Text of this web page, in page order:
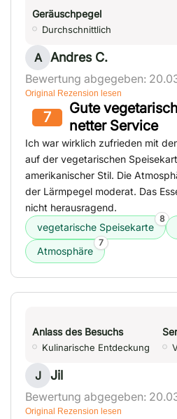
Geräuschpegel
Durchschnittlich
A Andres C.
Bewertung abgegeben:
Original Rezension lesen
7
Gute
netter Service
Ich war wirklich zufrieden mit
auf der vegetarischen
amerikanischer Stil. Die
der Lärmpegel moderat. Das
nicht herausragend.
vegetarische Speisekarte
8
Atmosphäre
7
Anlass des Besuchs
Kulinarische Entdeckung
J Jil
Bewertung abgegeben:
Original Rezension lesen